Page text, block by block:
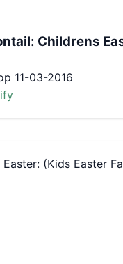
Childrens
11-03-2016